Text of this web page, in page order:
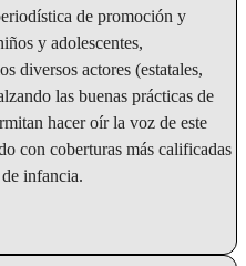
de promoción y
y adolescentes,
diversos actores (estatales,
las buenas prácticas de
hacer oír la voz de este
con coberturas más calificadas
infancia.